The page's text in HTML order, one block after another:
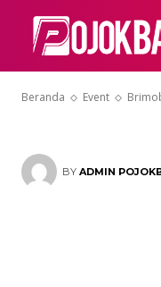
Beranda Event
BY ADMIN